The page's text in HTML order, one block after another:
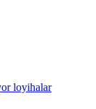
loyihalar